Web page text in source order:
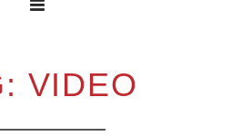
VIDEO